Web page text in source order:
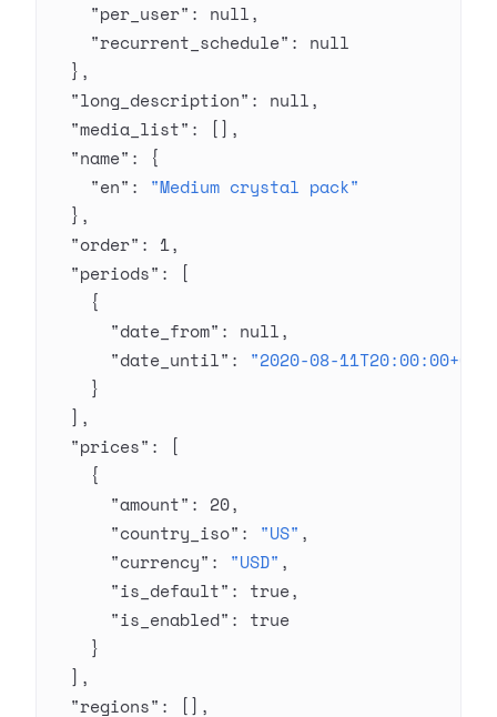
    "per_user"
: null,
    "recurrent_schedule"
: null
  },
  "long_description"
: null,
  "media_list"
: [],
  "name"
: {
    "en"
: "Medium crystal pack"
  },
  "order"
: 1,
  "periods"
: [
    {
      "date_from"
: null,
      "date_until"
: "2020-08-
    }
  ],
  "prices"
: [
    {
      "amount"
: 20,
      "country_iso"
: "US" ,
      "currency"
: "USD" ,
      "is_default"
: true,
      "is_enabled"
: true
    }
  ],
  "regions"
: [],